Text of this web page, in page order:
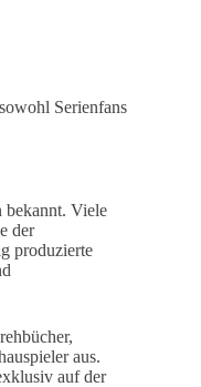
Serienfans
bekannt. Viele
der
produzierte
aus.
auf der